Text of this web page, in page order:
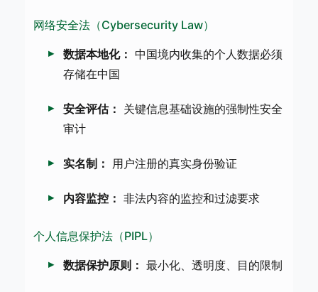
网络安全法（Cybersecurity Law）
数据本地化： 中国境内收集的个人数据必须
存储在中国
安全评估： 关键信息基础设施的强制性安全
审计
实名制： 用户注册的真实身份验证
内容监控： 非法内容的监控和过滤要求
个人信息保护法（PIPL）
数据保护原则： 最小化、透明度、目的限制